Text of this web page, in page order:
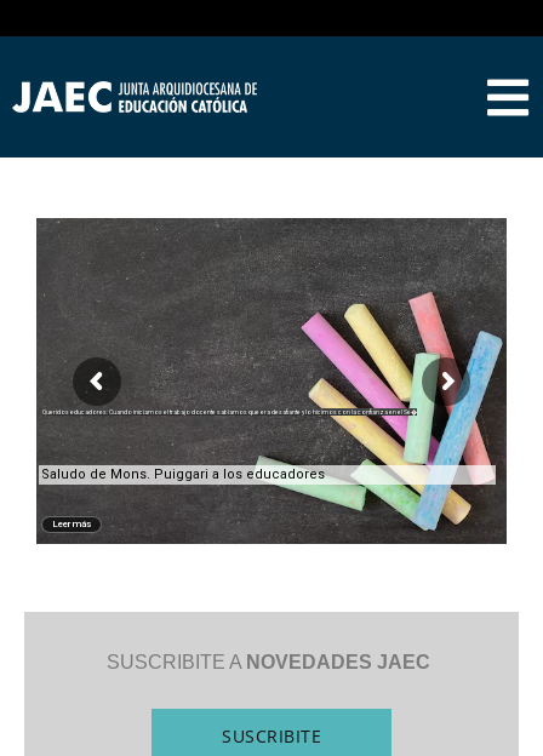
Saludo de Mons. Puiggari a los educadores
Leer más
Queridos educadores: Cuando iniciamos el trabajo docente sabíamos que era desafiante y lo hicimos con la confianza en el Se�
SUSCRIBITE A NOVEDADES JAEC
SUSCRIBITE